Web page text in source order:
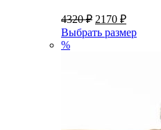
4320₽ 2170 ₽
Выбрать размер
%